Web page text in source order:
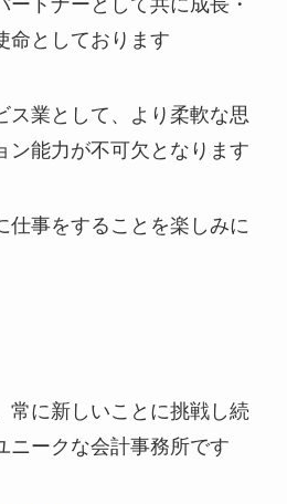
トナーとして共に成長・
命としております
ス業として、より柔軟な思
ン能力が不可欠となります
仕事をすることを楽しみに
常に新しいことに挑戦し続
ニークな会計事務所です